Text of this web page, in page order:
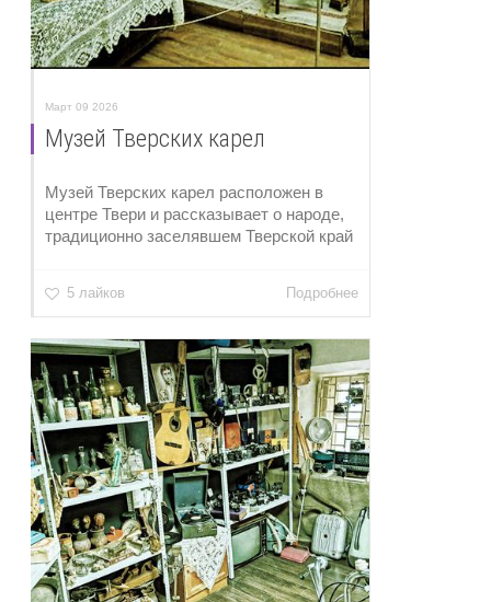
Март 09 2026
Музей Тверских карел
Музей Тверских карел расположен в
центре Твери и рассказывает о народе,
традиционно заселявшем Тверской край
5 лайков Подробнее